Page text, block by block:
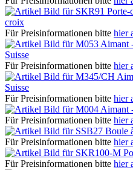
Porte-
croix
Für Preisinformationen bitte hier
Aimant
Suisse
Für Preisinformationen bitte hier
Suisse
Für Preisinformationen bitte hier
Aimant
Für Preisinformationen bitte hier
Boule
Für Preisinformationen bitte hier
Für Preisinformationen bitte hier